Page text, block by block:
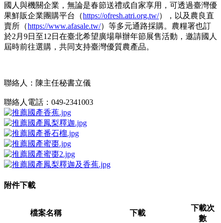
國人與機關企業，無論是春節送禮或自家享用，可透過臺灣優
果鮮販企業團購平台（https://ofresh.atri.org.tw/），以及農良直
賣所（https://www.afasale.tw/）等多元通路採購。農糧署也訂
於2月9日至12日在臺北希望廣場舉辦年節展售活動，邀請國人
屆時前往選購，共同支持臺灣優質農產品。
聯絡人：陳主任秘書立儀
聯絡人電話：049-2341003
附件下載
檔案名稱 下載
下載次
數